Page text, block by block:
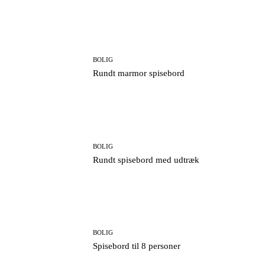
BOLIG
Rundt marmor spisebord
BOLIG
Rundt spisebord med udtræk
BOLIG
Spisebord til 8 personer